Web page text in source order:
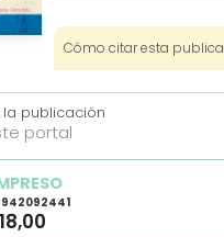
Cómo citar esta
publicación
portal